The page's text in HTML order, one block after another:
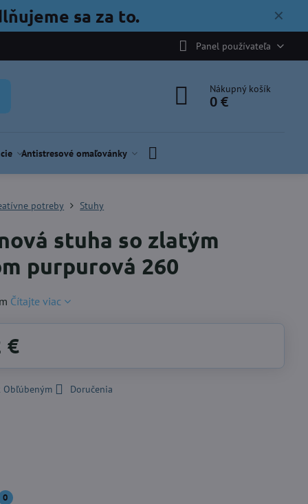
✕
sa za to.
Panel používateľa
Nákupný košík
0 €
Antistresové omaľovánky
potreby Stuhy
stuha so zlatým
purpurová 260
Čítajte viac
€
Obľúbeným Doručenia
0